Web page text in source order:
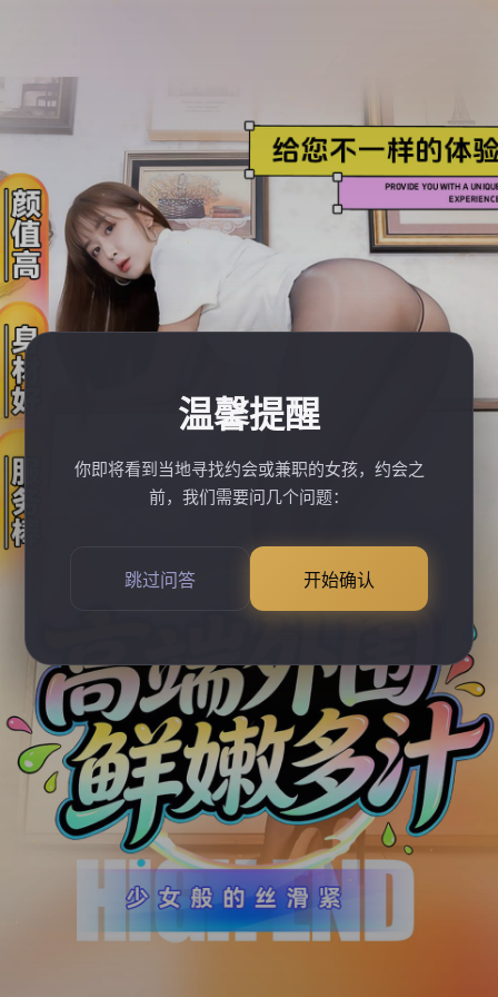
温馨提醒
你即将看到当地寻找约会或兼职的女孩，约会之
前，我们需要问几个问题：
跳过问答 开始确认